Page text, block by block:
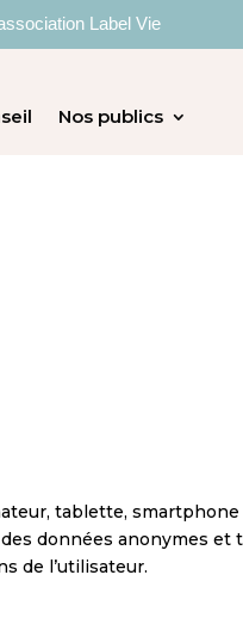
Label Vie
Nos publics
tablette,
données anonymes et
de l’utilisateur.